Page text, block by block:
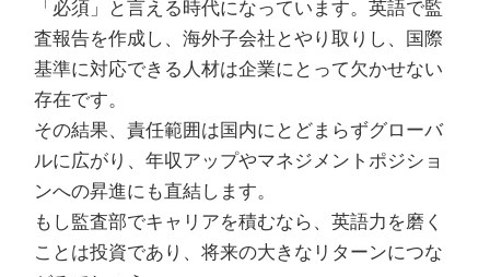
「必須」と言える時代になっています。英語で監
査報告を作成し、海外子会社とやり取りし、国際
基準に対応できる人材は企業にとって欠かせない
存在です。
その結果、責任範囲は国内にとどまらずグローバ
ルに広がり、年収アップやマネジメントポジショ
ンへの昇進にも直結します。
もし監査部でキャリアを積むなら、英語力を磨く
ことは投資であり、将来の大きなリターンにつな